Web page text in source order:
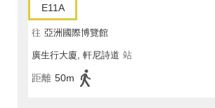
E11A
往 亞洲國際博覽館
廣生行大廈, 軒尼詩道 站
距離 50m